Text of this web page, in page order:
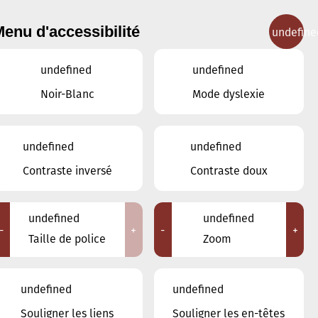
MUSICAL CONTACT
DÉCEMBRE
LUN MER VEN SAM
d'accessibilité
undefined
Noir-Blanc
undefined
Mode dyslexie
undefined
Contraste inversé
undefined
Contraste doux
-
undefined
Taille de police
+ -
undefined
Zoom
+
undefined
Souligner les liens
undefined
Souligner les en-têtes